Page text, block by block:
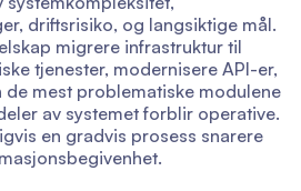
driftsrisiko, og langsiktige mål.
migrere infrastruktur til
tjenester, modernisere API-er,
mest problematiske modulene
av systemet forblir operative.
en gradvis prosess snarere